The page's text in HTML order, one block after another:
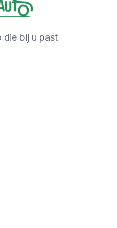
die bij u past